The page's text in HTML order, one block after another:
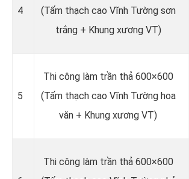
4
(Tấm thạch cao Vĩnh Tường sơn
trắng + Khung xương VT)
5
Thi công làm trần thả 600×600
(Tấm thạch cao Vĩnh Tường hoa
văn + Khung xương VT)
Thi công làm trần thả 600×600